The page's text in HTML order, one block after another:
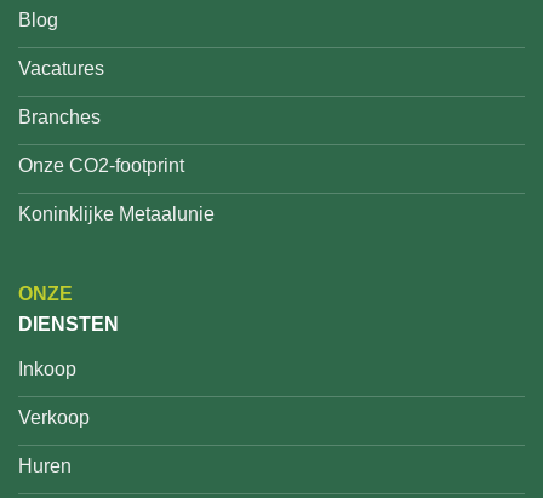
Blog
Vacatures
Branches
Onze CO2-footprint
Koninklijke Metaalunie
ONZE
DIENSTEN
Inkoop
Verkoop
Huren